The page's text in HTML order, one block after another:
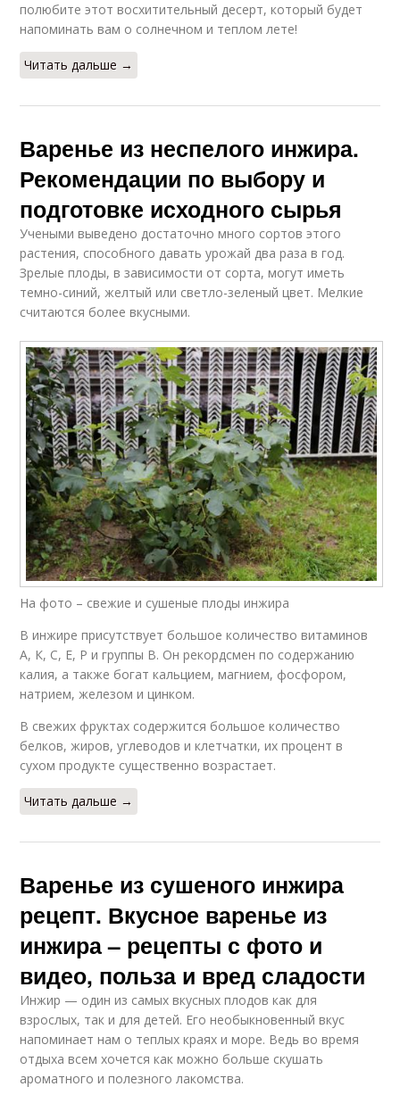
полюбите этот восхитительный десерт, который будет
напоминать вам о солнечном и теплом лете!
Читать дальше →
Варенье из неспелого инжира.
Рекомендации по выбору и
подготовке исходного сырья
Учеными выведено достаточно много сортов этого
растения, способного давать урожай два раза в год.
Зрелые плоды, в зависимости от сорта, могут иметь
темно-синий, желтый или светло-зеленый цвет. Мелкие
считаются более вкусными.
На фото – свежие и сушеные плоды инжира
В инжире присутствует большое количество витаминов
А, К, С, Е, Р и группы В. Он рекордсмен по содержанию
калия, а также богат кальцием, магнием, фосфором,
натрием, железом и цинком.
В свежих фруктах содержится большое количество
белков, жиров, углеводов и клетчатки, их процент в
сухом продукте существенно возрастает.
Читать дальше →
Варенье из сушеного инжира
рецепт. Вкусное варенье из
инжира – рецепты с фото и
видео, польза и вред сладости
Инжир — один из самых вкусных плодов как для
взрослых, так и для детей. Его необыкновенный вкус
напоминает нам о теплых краях и море. Ведь во время
отдыха всем хочется как можно больше скушать
ароматного и полезного лакомства.